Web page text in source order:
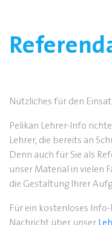
Nützliches für den
Pelikan Lehrer-Info
Lehrer, die bereits an
Denn auch für Sie als
unser Material in vielen
die Gestaltung Ihrer
Für ein kostenloses
Nachricht über unser